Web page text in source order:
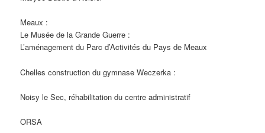
Meaux :
Le Musée de la Grande Guerre :
L’aménagement du Parc d’Activités du Pays de Meaux
Chelles construction du gymnase Weczerka :
Noisy le Sec, réhabilitation du centre administratif
ORSA